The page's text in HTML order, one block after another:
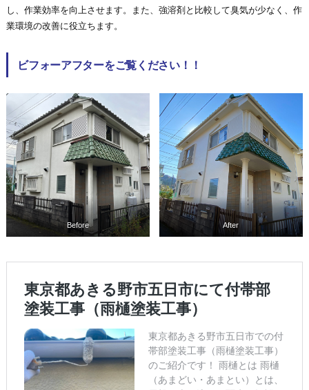
し、作業効率を向上させます。また、強溶剤と比較して臭気が少なく、作
業環境の改善に役立ちます。
ビフォーアフターをご覧ください！！
Before After